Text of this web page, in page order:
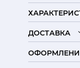
ДОСТАВКА